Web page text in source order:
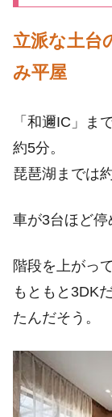
立派な土台
み平屋
「和邇IC」ま
約5分。
琵琶湖までは
車が3台ほど停
階段を上がっ
もともと3DK
たんだそう。